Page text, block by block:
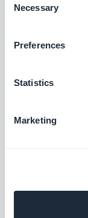
Selection
Necessary
Preferences
Statistics
Marketing